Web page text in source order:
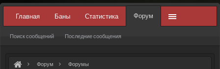
Форум Форумы
Главная Баны Статистика Форум
Поиск сообщений Последние сообщения